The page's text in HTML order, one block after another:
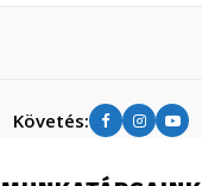
Követés: